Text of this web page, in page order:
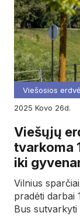
Viešosios
2025
kovo 26d.
Viešųjų
tvarkoma
iki
Vilnius
pradėti darbai
Bus